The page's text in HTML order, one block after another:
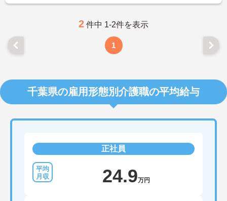
2 件中 1-2件を表示
1
千葉県の雇用形態別介護職の平均給与
正社員
24.9万円